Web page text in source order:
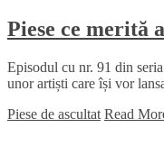
Piese ce merită
Episodul cu nr. 91 din
unor artiști care își vor
Piese de ascultat Read